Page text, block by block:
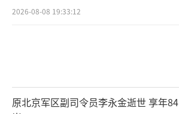
2026-08-08 19:33:12
原北京军区副司令员李永金逝世 享年84